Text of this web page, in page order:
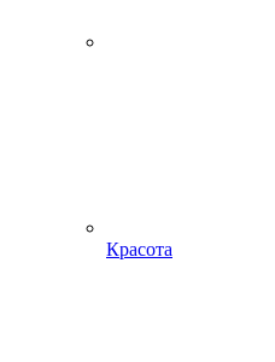
Красота